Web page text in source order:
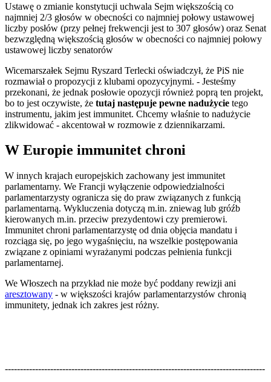
Ustawę o zmianie konstytucji uchwala Sejm większością co
najmniej 2/3 głosów w obecności co najmniej połowy ustawowej
liczby posłów (przy pełnej frekwencji jest to 307 głosów) oraz Senat
bezwzględną większością głosów w obecności co najmniej połowy
ustawowej liczby senatorów
Wicemarszałek Sejmu Ryszard Terlecki oświadczył, że PiS nie
rozmawiał o propozycji z klubami opozycyjnymi. - Jesteśmy
przekonani, że jednak posłowie opozycji również poprą ten projekt,
bo to jest oczywiste, że tutaj następuje pewne nadużycie tego
instrumentu, jakim jest immunitet. Chcemy właśnie to nadużycie
zlikwidować - akcentował w rozmowie z dziennikarzami.
W Europie immunitet chroni
W innych krajach europejskich zachowany jest immunitet
parlamentarny. We Francji wyłączenie odpowiedzialności
parlamentarzysty ogranicza się do praw związanych z funkcją
parlamentarną. Wykluczenia dotyczą m.in. zniewag lub gróźb
kierowanych m.in. przeciw prezydentowi czy premierowi.
Immunitet chroni parlamentarzystę od dnia objęcia mandatu i
rozciąga się, po jego wygaśnięciu, na wszelkie postępowania
związane z opiniami wyrażanymi podczas pełnienia funkcji
parlamentarnej.
We Włoszech na przykład nie może być poddany rewizji ani
aresztowany - w większości krajów parlamentarzystów chronią
immunitety, jednak ich zakres jest różny.
--------------------------------------------------------------------------------------